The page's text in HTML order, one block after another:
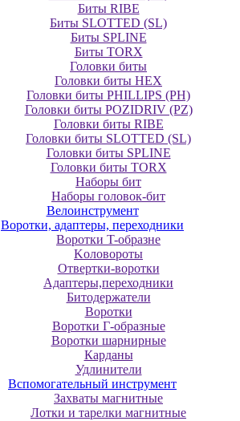
Биты RIBE
Биты SLOTTED (SL)
Биты SPLINE
Биты TORX
Головки биты
Головки биты HEX
Головки биты PHILLIPS (PH)
Головки биты POZIDRIV (PZ)
Головки биты RIBE
Головки биты SLOTTED (SL)
Головки биты SPLINE
Головки биты TORX
Наборы бит
Наборы головок-бит
Велоинструмент
Воротки, адаптеры, переходники
Bopoтки T-oбpaзне
Koлoвopoты
Oтвepтки-вopoтки
Адаптеры,переходники
Битодержатели
Воротки
Воротки Г-образные
Воротки шарнирные
Карданы
Удлинители
Вспомогательный инструмент
Захваты магнитные
Лотки и тарелки магнитные